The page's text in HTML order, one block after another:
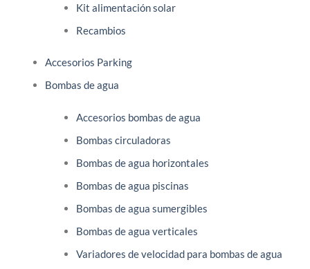
Kit alimentación solar
Recambios
Accesorios Parking
Bombas de agua
Accesorios bombas de agua
Bombas circuladoras
Bombas de agua horizontales
Bombas de agua piscinas
Bombas de agua sumergibles
Bombas de agua verticales
Variadores de velocidad para bombas de agua